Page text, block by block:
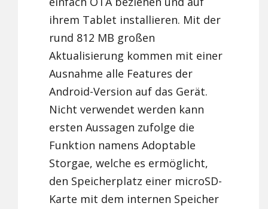
ihrem Tablet installieren. Mit der
rund 812 MB großen
Aktualisierung kommen mit einer
Ausnahme alle Features der
Android-Version auf das Gerät.
Nicht verwendet werden kann
ersten Aussagen zufolge die
Funktion namens Adoptable
Storgae, welche es ermöglicht,
den Speicherplatz einer microSD-
Karte mit dem internen Speicher